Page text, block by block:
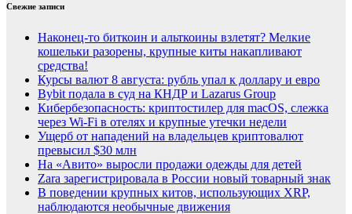
Свежие записи
Наконец-то биткоин и альткоины взлетят? Мелкие
кошельки разорены, крупные киты накапливают
средства!
Курсы валют 8 августа: рубль упал к доллару и евро
Bybit подала в суд на КНДР и Lazarus Group
Кибербезопасность: криптостилер для macOS, слежка
через Wi-Fi в отелях и крупные утечки недели
Ущерб от нападений на владельцев криптовалют
превысил $30 млн
На «Авито» выросли продажи одежды для детей
Zara зарегистрировала в России новый товарный знак
В поведении крупных китов, использующих XRP,
наблюдаются необычные движения